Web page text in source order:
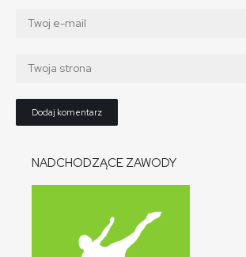
NADCHODZĄCE ZAWODY